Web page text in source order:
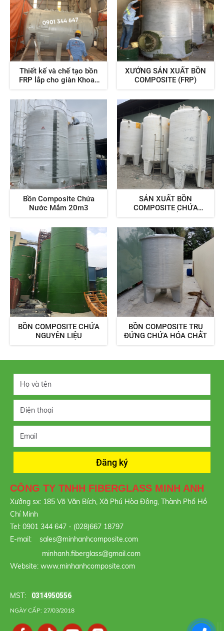
Thiết kế và chế tạo bồn
FRP lắp cho giàn Khoan
XƯỞNG SẢN XUẤT BỒN
COMPOSITE (FRP)
Bồn Composite Chứa
Nước Mắm 20m3
SẢN XUẤT BỒN
COMPOSITE CHỨA
BỒN COMPOSITE CHỨA
NGUYÊN LIỆU
BỒN COMPOSITE TRỤ
ĐỨNG CHỨA HÓA CHẤT
CÔNG TY TNHH FIBERGLASS MINH ANH
Xưởng sx: 185 Võ Văn Bích, Xã Phú Hòa Đông, Thành Phố Hồ
Chí Minh
Tel: 0901 344 647 - (028)667 18797
E-mail: sales@minhanhcomposite.com
minhanh.fiberglass@gmail.com
Website: www.minhanhcomposite.com
MST: 0314950556
NGÀY CẤP: 27/03/2018